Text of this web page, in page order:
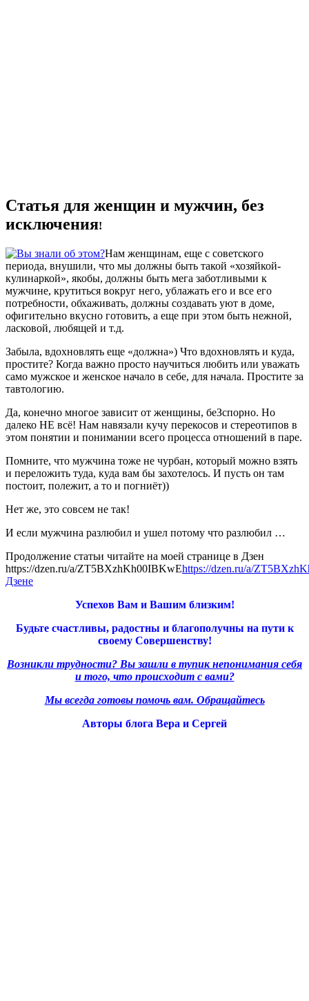
Статья для женщин и мужчин, без
исключения!
Нам женщинам, еще с советского
периода, внушили, что мы должны быть такой «хозяйкой-
кулинаркой», якобы, должны быть мега заботливыми к
мужчине, крутиться вокруг него, ублажать его и все его
потребности, обхаживать, должны создавать уют в доме,
офигительно вкусно готовить, а еще при этом быть нежной,
ласковой, любящей и т.д.
Забыла, вдохновлять еще «должна») Что вдохновлять и куда,
простите? Когда важно просто научиться любить или уважать
само мужское и женское начало в себе, для начала. Простите за
тавтологию.
Да, конечно многое зависит от женщины, беЗспорно. Но
далеко НЕ всё! Нам навязали кучу перекосов и стереотипов в
этом понятии и понимании всего процесса отношений в паре.
Помните, что мужчина тоже не чурбан, который можно взять
и переложить туда, куда вам бы захотелось. И пусть он там
постоит, полежит, а то и погниёт))
Нет же, это совсем не так!
И если мужчина разлюбил и ушел потому что разлюбил …
Продолжение статьи читайте на моей странице в Дзен
https://dzen.ru/a/ZT5BXzhKh00IBKwEhttps://dzen.ru/a/
Дзене
Успехов Вам и Вашим близким!
Будьте счастливы, радостны и благополучны на пути к
своему Совершенству!
Возникли трудности? Вы зашли в тупик непонимания себя
и того, что происходит с вами?
Мы всегда готовы помочь вам. Обращайтесь
Авторы блога Вера и Сергей